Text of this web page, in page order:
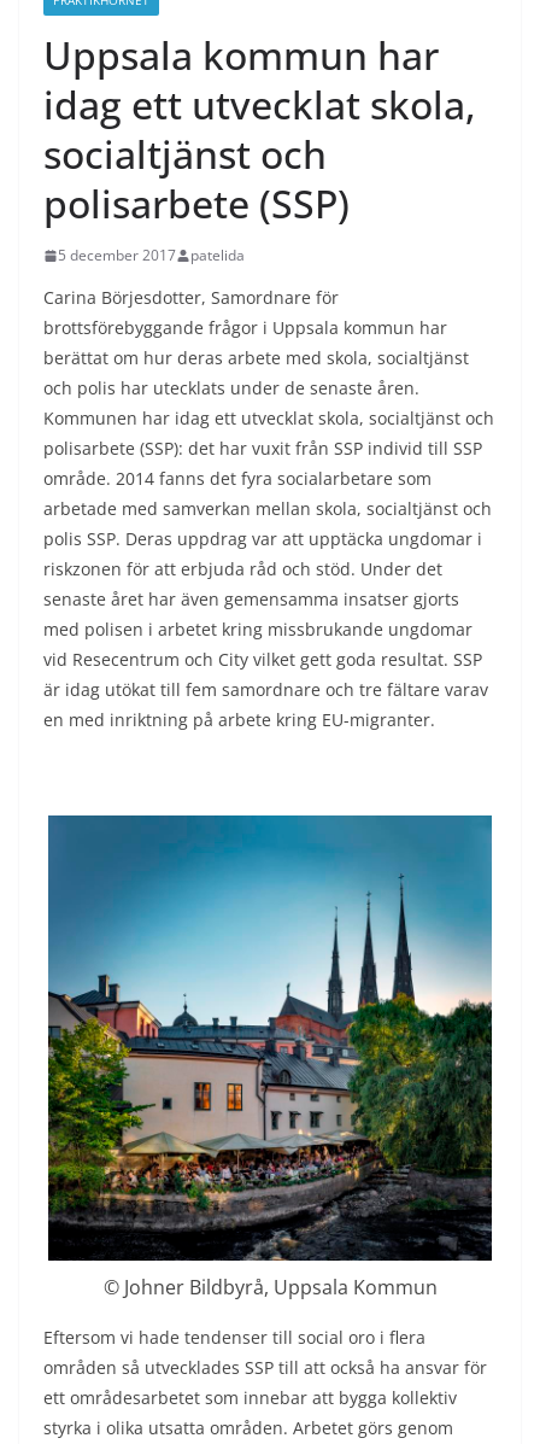
Uppsala kommun har
idag ett utvecklat skola,
socialtjänst och
polisarbete (SSP)
5 december 2017 patelida
Carina Börjesdotter, Samordnare för
brottsförebyggande frågor i Uppsala kommun har
berättat om hur deras arbete med skola, socialtjänst
och polis har utecklats under de senaste åren.
Kommunen har idag ett utvecklat skola, socialtjänst och
polisarbete (SSP): det har vuxit från SSP individ till SSP
område. 2014 fanns det fyra socialarbetare som
arbetade med samverkan mellan skola, socialtjänst och
polis SSP. Deras uppdrag var att upptäcka ungdomar i
riskzonen för att erbjuda råd och stöd. Under det
senaste året har även gemensamma insatser gjorts
med polisen i arbetet kring missbrukande ungdomar
vid Resecentrum och City vilket gett goda resultat. SSP
är idag utökat till fem samordnare och tre fältare varav
en med inriktning på arbete kring EU-migranter.
© Johner Bildbyrå, Uppsala Kommun
Eftersom vi hade tendenser till social oro i flera
områden så utvecklades SSP till att också ha ansvar för
ett områdesarbetet som innebar att bygga kollektiv
styrka i olika utsatta områden. Arbetet görs genom